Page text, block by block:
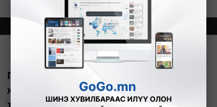
8.08
Онцлох Шинэ
Голомт банкны 2024 оны эхний хагас
жилийн аудитлагдсан санхүүгийн
тайланг танилцуулъя